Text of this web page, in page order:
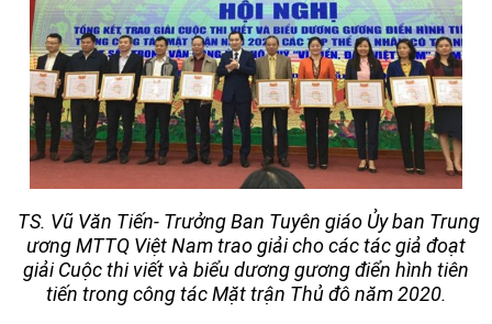
TS. Vũ Văn Tiến- Trưởng Ban Tuyên giáo Ủy ban Trung
ương MTTQ Việt Nam trao giải cho các tác giả đoạt
giảiCuộc thi viết và biểu dương gương điển hình tiên
tiến trong công tác Mặt trận Thủ đô năm 2020.